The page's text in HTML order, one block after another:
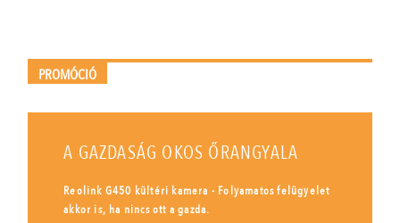
PROMÓCIÓ
A GAZDASÁG OKOS ŐRANGYALA
Reolink G450 kültéri kamera - Folyamatos felügyelet
akkor is, ha nincs ott a gazda.